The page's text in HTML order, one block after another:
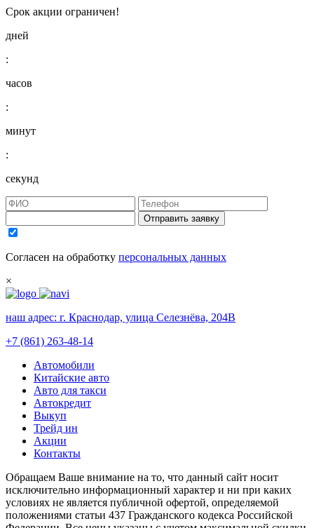
Срок акции ограничен!
дней
:
часов
:
минут
:
секунд
Отправить заявку
Согласен на обработку персональных данных
×
наш адрес: г. Краснодар, улица Селезнёва, 204В
+7 (861) 263-48-14
Автомобили
Китайские авто
Авто для такси
Автокредит
Выкуп
Трейд ин
Акции
Контакты
Обращаем Ваше внимание на то, что данный сайт носит
исключительно информационный характер и ни при каких
условиях не является публичной офертой, определяемой
положениями статьи 437 Гражданского кодекса Российской